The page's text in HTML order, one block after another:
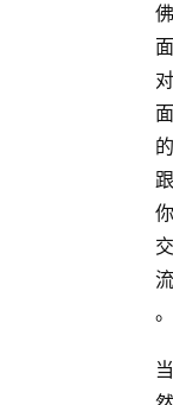
佛
面
对
面
的
跟
你
交
流
。
当